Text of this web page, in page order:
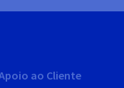
ao Cliente